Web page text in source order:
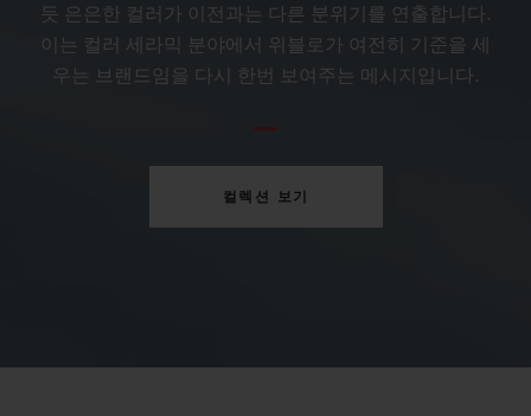
듯 은은한 컬러가 이전과는 다른 분위기를 연출합니다.
이는 컬러 세라믹 분야에서 위블로가 여전히 기준을 세
우는 브랜드임을 다시 한번 보여주는 메시지입니다.
컬렉션 보기